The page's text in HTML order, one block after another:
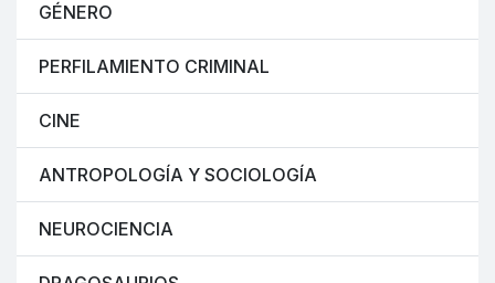
GÉNERO
PERFILAMIENTO CRIMINAL
CINE
ANTROPOLOGÍA Y SOCIOLOGÍA
NEUROCIENCIA